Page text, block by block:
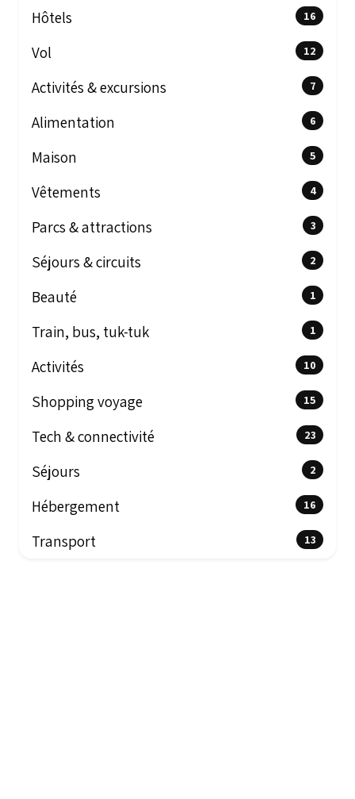
Hôtels 16
Vol 12
Activités & excursions 7
Alimentation 6
Maison 5
Vêtements 4
Parcs & attractions 3
Séjours & circuits 2
Beauté 1
Train, bus, tuk-tuk 1
Activités 10
Shopping voyage 15
Tech & connectivité 23
Séjours 2
Hébergement 16
Transport 13